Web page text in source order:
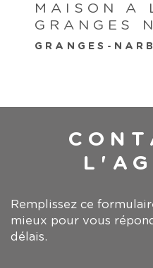
MAISON A
GRANGES
GRANGES-
Remplissez ce
mieux pour vous
délais.